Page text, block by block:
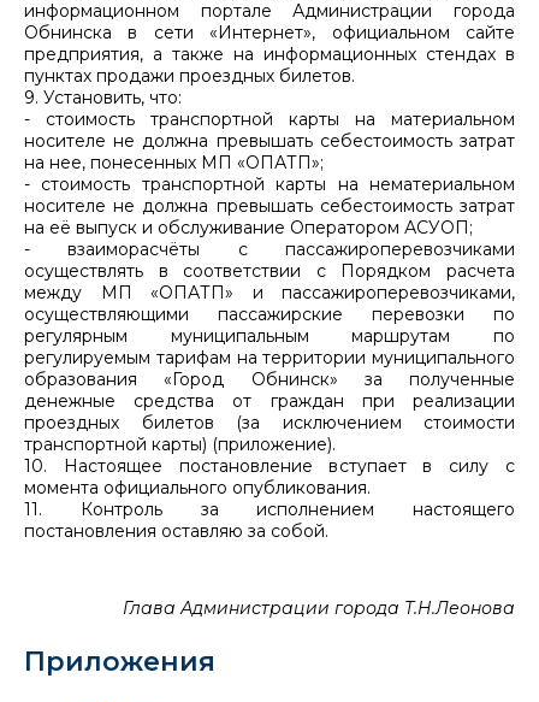
информационном портале Администрации города
Обнинска в сети «Интернет», официальном сайте
предприятия, а также на информационных стендах в
пунктах продажи проездных билетов.
9. Установить, что:
- стоимость транспортной карты на материальном
носителе не должна превышать себестоимость затрат
на нее, понесенных МП «ОПАТП»;
- стоимость транспортной карты на нематериальном
носителе не должна превышать себестоимость затрат
на её выпуск и обслуживание Оператором АСУОП;
- взаиморасчёты с пассажироперевозчиками
осуществлять в соответствии с Порядком расчета
между МП «ОПАТП» и пассажироперевозчиками,
осуществляющими пассажирские перевозки по
регулярным муниципальным маршрутам по
регулируемым тарифам на территории муниципального
образования «Город Обнинск» за полученные
денежные средства от граждан при реализации
проездных билетов (за исключением стоимости
транспортной карты) (приложение).
10. Настоящее постановление вступает в силу с
момента официального опубликования.
11. Контроль за исполнением настоящего
постановления оставляю за собой.
Глава Администрации города Т.Н.Леонова
Приложения